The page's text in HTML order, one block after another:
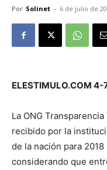
Por Solinet - 6 de julio de
ELESTIMULO.COM 4-
La ONG
recibido por la
de la nación para
considerando que